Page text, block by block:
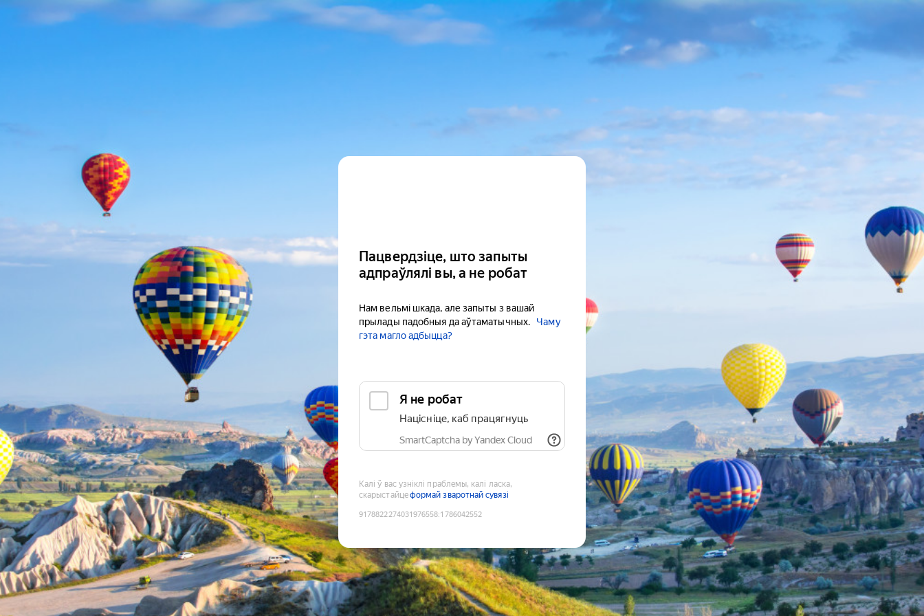
Пацвердзіце, што запыты
адпраўлялі вы, а не робат
Нам вельмі шкада, але запыты з вашай
прылады падобныя да аўтаматычных.
Чаму
гэта магло адбыцца?
Я не робат
Націсніце, каб працягнуць
SmartCaptcha by Yandex Cloud
Калі ў вас узніклі праблемы, калі ласка,
скарыстайцеформай зваротнай сувязі
9178822274031976558:1786042552